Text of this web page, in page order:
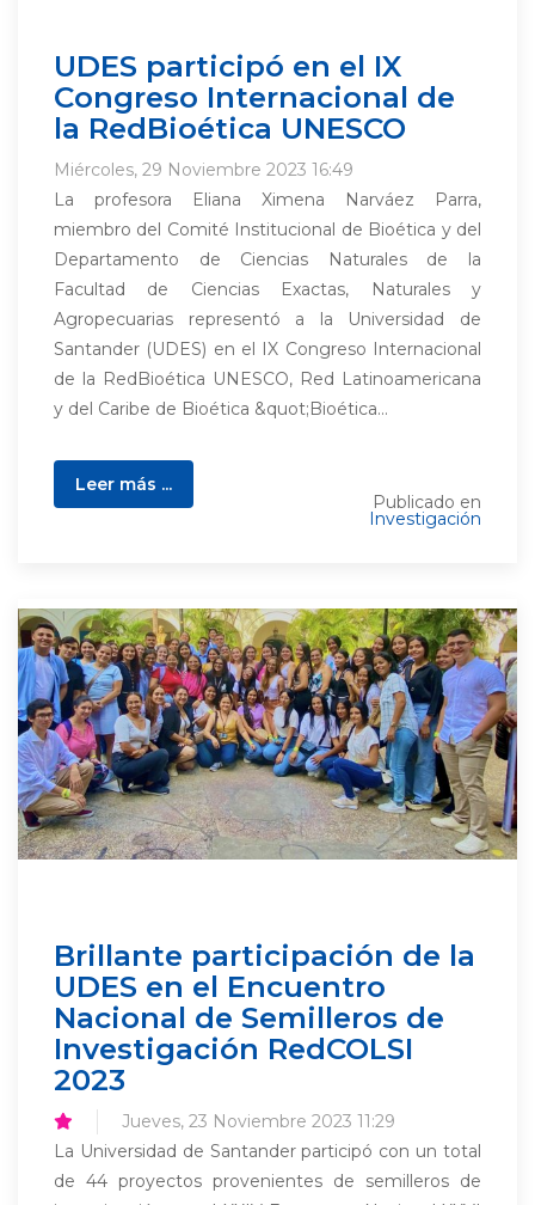
UDES participó en el IX
Congreso Internacional de
la RedBioética UNESCO
Miércoles, 29 Noviembre 2023 16:49
La profesora Eliana Ximena Narváez Parra,
miembro del Comité Institucional de Bioética y del
Departamento de Ciencias Naturales de la
Facultad de Ciencias Exactas, Naturales y
Agropecuarias representó a la Universidad de
Santander (UDES) en el IX Congreso Internacional
de la RedBioética UNESCO, Red Latinoamericana
y del Caribe de Bioética &quot;Bioética...
Leer más ...
Publicado en
Investigación
Brillante participación de la
UDES en el Encuentro
Nacional de Semilleros de
Investigación RedCOLSI
2023
Jueves, 23 Noviembre 2023 11:29
La Universidad de Santander participó con un total
de 44 proyectos provenientes de semilleros de